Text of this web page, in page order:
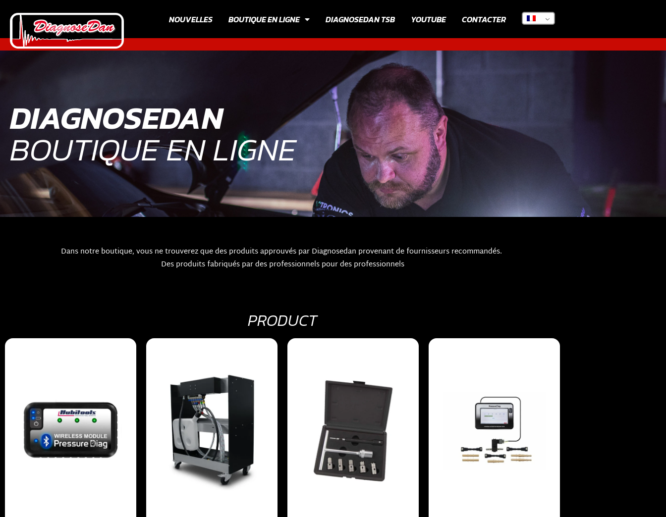
NOUVELLES BOUTIQUE EN LIGNE DIAGNOSEDAN TSB YOUTUBE CONTACTER
DIAGNOSEDAN
BOUTIQUE EN LIGNE
Dans notre boutique, vous ne trouverez que des produits approuvés par Diagnosedan provenant de fournisseurs recommandés.
Des produits fabriqués par des professionnels pour des professionnels
PRODUCT